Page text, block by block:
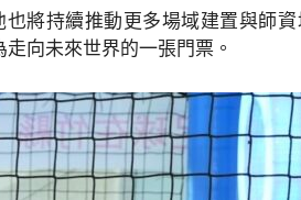
將持續推動更多場域建置與師
向未來世界的一張門票。